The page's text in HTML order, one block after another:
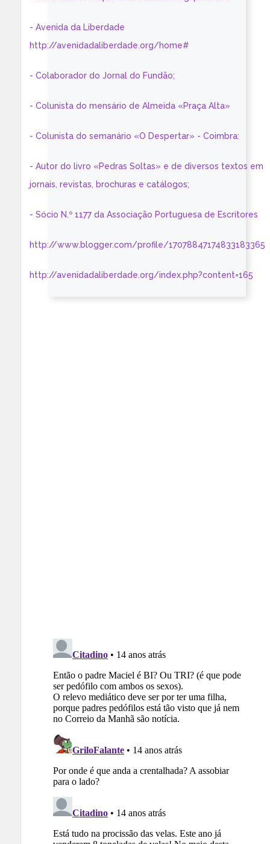
- Avenida da Liberdade
http://avenidadaliberdade.org/home#
- Colaborador do Jornal do Fundão;
- Colunista do mensário de Almeida «Praça Alta»
- Colunista do semanário «O Despertar» - Coimbra:
- Autor do livro «Pedras Soltas» e de diversos textos em
jornais, revistas, brochuras e catálogos;
- Sócio N.º 1177 da Associação Portuguesa de Escritores
http://www.blogger.com/profile/17078847174833183365
http://avenidadaliberdade.org/index.php?content=165